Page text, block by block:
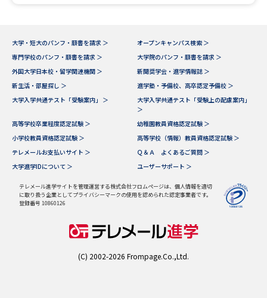
データサイエンス特集 奨学金・特待生制度特集
デジタルパンフレット 進路の３択
（高3生用）
（高2生用）
SELFBRAND特集ページ
オープンキャンパスなどを調べる
大学・短大のパンフ・願書を請求 ＞
オープンキャンパス検索 ＞
専門学校のパンフ・願書を請求 ＞
大学院のパンフ・願書を請求 ＞
外国大学日本校・留学関連機関 ＞
新聞奨学会・進学情報誌 ＞
新生活・部屋探し ＞
進学塾・予備校、高卒認定予備校 ＞
大学入学共通テスト「受験案内」 ＞
大学入学共通テスト「受験上の配慮案内」
＞
高等学校卒業程度認定試験 ＞
幼稚園教員資格認定試験 ＞
小学校教員資格認定試験 ＞
高等学校（情報）教員資格認定試験 ＞
テレメールお支払いサイト ＞
Ｑ＆Ａ よくあるご質問 ＞
大学進学IDについて ＞
ユーザーサポート ＞
テレメール進学サイトを管理運営する株式会社フロムページは、個人情報を適切
に取り扱う企業としてプライバシーマークの使用を認められた認定事業者です。
登録番号 10860126
(C) 2002-2026 Frompage.Co.,Ltd.